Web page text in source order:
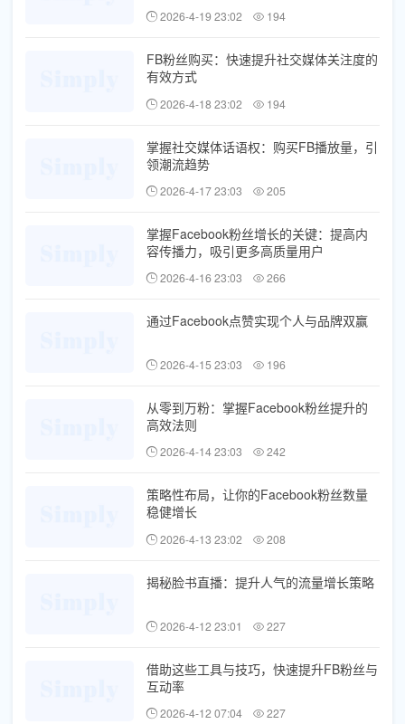
2026-4-19 23:02 194
FB粉丝购买：快速提升社交媒体关注度的
有效方式
2026-4-18 23:02 194
掌握社交媒体话语权：购买FB播放量，引
领潮流趋势
2026-4-17 23:03 205
掌握Facebook粉丝增长的关键：提高内
容传播力，吸引更多高质量用户
2026-4-16 23:03 266
通过Facebook点赞实现个人与品牌双赢
2026-4-15 23:03 196
从零到万粉：掌握Facebook粉丝提升的
高效法则
2026-4-14 23:03 242
策略性布局，让你的Facebook粉丝数量
稳健增长
2026-4-13 23:02 208
揭秘脸书直播：提升人气的流量增长策略
2026-4-12 23:01 227
借助这些工具与技巧，快速提升FB粉丝与
互动率
2026-4-12 07:04 227